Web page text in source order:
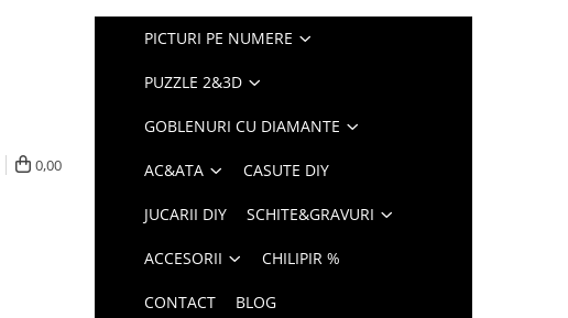
0,00
PICTURI PE NUMERE
PUZZLE 2&3D
GOBLENURI CU DIAMANTE
AC&ATA CASUTE DIY
JUCARII DIY SCHITE&GRAVURI
ACCESORII CHILIPIR %
CONTACT BLOG